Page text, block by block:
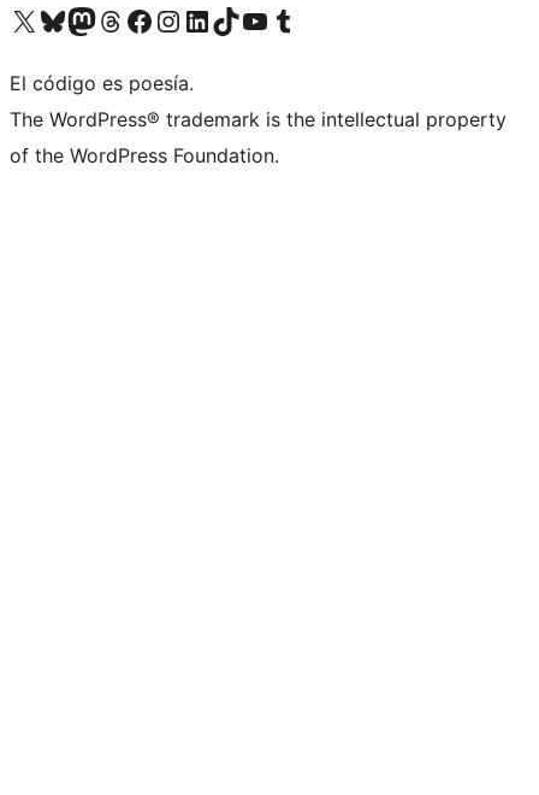
Visita nuestra cuenta de X (anteriormente Twitter)
Visita nuestra cuenta de Bluesky
Visita nuestra cuenta de Mastodon
Visita nuestra cuenta de Threads
Visita nuestra página de Facebook
Visita nuestra cuenta de Instagram
Visita nuestra cuenta de LinkedIn
Visita nuestra cuenta de TikTok
Visita nuestro canal de YouTube
Visita nuestra cuenta de Tumblr
El código es poesía.
The WordPress® trademark is the intellectual property
of the WordPress Foundation.